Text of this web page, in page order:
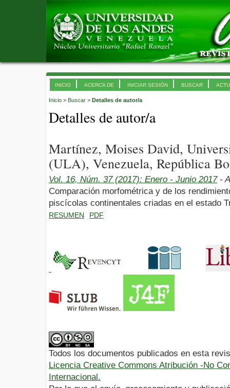
INICIO ACERCA DE INICIAR SESIÓN BUSCAR
Inicio > Buscar > Detalles de autor/a
Detalles de autor/a
Martínez, Moises David,
(ULA), Venezuela, República
Vol. 16, Núm. 37 (2017): Enero - Junio 2017-
Comparación morfométrica y de los
piscícolas continentales criadas en el estado
RESUMEN PDF
Todos los documentos publicados en esta
Licencia Creative Commons Atribución -No
Internacional.